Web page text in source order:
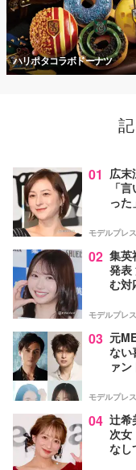
ハリポタコラボドーナツ
01 広末
「
った
モデルプレス
02 集英
発表
む対
モデルプレス
03 元
ない
ァ
モデルプレス
04 辻希
次女
なし